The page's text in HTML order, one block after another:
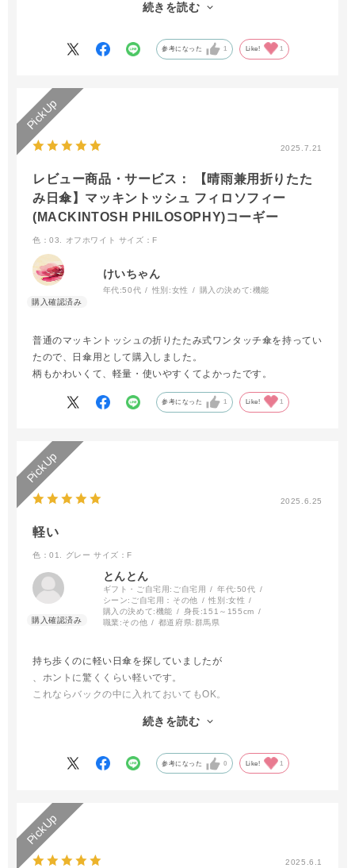
した作りで風が吹いても大丈夫でした。
続きを読む
参考になった 1 Like! 1
2025.7.21
レビュー商品・サービス： 【晴雨兼用折りたた
み日傘】マッキントッシュ フィロソフィー
(MACKINTOSH PHILOSOPHY)コーギー
色：03. オフホワイト サイズ：F
けいちゃん
年代:50代 性別:女性 購入の決めて:機能
普通のマッキントッシュの折りたたみ式ワンタッチ傘を持ってい
たので、日傘用として購入しました。
柄もかわいくて、軽量・使いやすくてよかったです。
参考になった 1 Like! 1
2025.6.25
軽い
色：01. グレー サイズ：F
とんとん
ギフト・ご自宅用: ご自宅用 年代:50代
シーン: ご自宅用：その他 性別:女性
購入の決めて:機能 身長:151～155cm
職業:その他 都道府県:群馬県
持ち歩くのに軽い日傘を探していましたが
、ホントに驚くくらい軽いです。
これならバックの中に入れておいてもOK。
続きを読む
参考になった 0 Like! 1
2025.6.1